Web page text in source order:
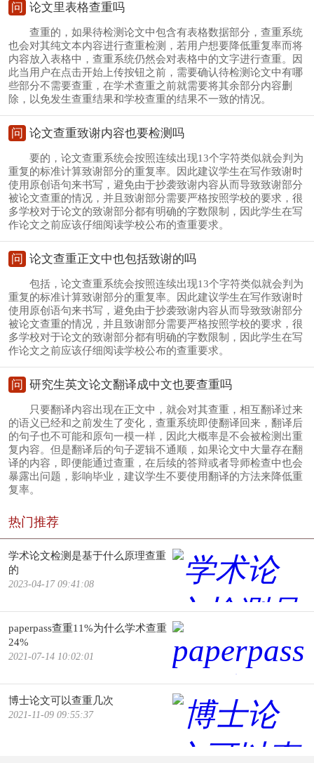
问 论文里表格查重吗
查重的，如果待检测论文中包含有表格数据部分，查重系统
也会对其纯文本内容进行查重检测，若用户想要降低重复率而将
内容放入表格中，查重系统仍然会对表格中的文字进行查重。因
此当用户在点击开始上传按钮之前，需要确认待检测论文中有哪
些部分不需要查重，在学术查重之前就需要将其余部分内容删
除，以免发生查重结果和学校查重的结果不一致的情况。
问 论文查重致谢内容也要检测吗
要的，论文查重系统会按照连续出现13个字符类似就会判为
重复的标准计算致谢部分的重复率。因此建议学生在写作致谢时
使用原创语句来书写，避免由于抄袭致谢内容从而导致致谢部分
被论文查重的情况，并且致谢部分需要严格按照学校的要求，很
多学校对于论文的致谢部分都有明确的字数限制，因此学生在写
作论文之前应该仔细阅读学校公布的查重要求。
问 论文查重正文中也包括致谢的吗
包括，论文查重系统会按照连续出现13个字符类似就会判为
重复的标准计算致谢部分的重复率。因此建议学生在写作致谢时
使用原创语句来书写，避免由于抄袭致谢内容从而导致致谢部分
被论文查重的情况，并且致谢部分需要严格按照学校的要求，很
多学校对于论文的致谢部分都有明确的字数限制，因此学生在写
作论文之前应该仔细阅读学校公布的查重要求。
问 研究生英文论文翻译成中文也要查重吗
只要翻译内容出现在正文中，就会对其查重，相互翻译过来
的语义已经和之前发生了变化，查重系统即使翻译回来，翻译后
的句子也不可能和原句一模一样，因此大概率是不会被检测出重
复内容。但是翻译后的句子逻辑不通顺，如果论文中大量存在翻
译的内容，即便能通过查重，在后续的答辩或者导师检查中也会
暴露出问题，影响毕业，建议学生不要使用翻译的方法来降低重
复率。
热门推荐
学术论文检测是基于什么原理查重
的
2023-04-17 09:41:08
paperpass查重11%为什么学术查重
24%
2021-07-14 10:02:01
博士论文可以查重几次
2021-11-09 09:55:37